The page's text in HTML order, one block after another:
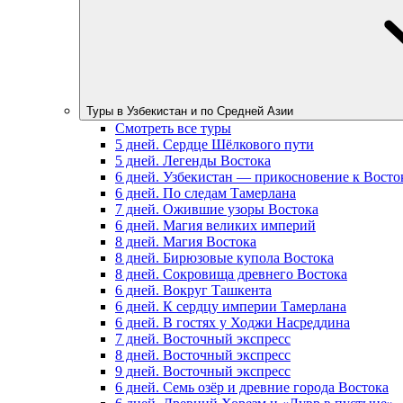
Туры в Узбекистан и по Средней Азии
Смотреть все туры
5 дней. Сердце Шёлкового пути
5 дней. Легенды Востока
6 дней. Узбекистан — прикосновение к
6 дней. По следам Тамерлана
7 дней. Ожившие узоры Востока
6 дней. Магия великих империй
8 дней. Магия Востока
8 дней. Бирюзовые купола Востока
8 дней. Сокровища древнего Востока
6 дней. Вокруг Ташкента
6 дней. К сердцу империи Тамерлана
6 дней. В гостях у Ходжи Насреддина
7 дней. Восточный экспресс
8 дней. Восточный экспресс
9 дней. Восточный экспресс
6 дней. Семь озёр и древние города Востока